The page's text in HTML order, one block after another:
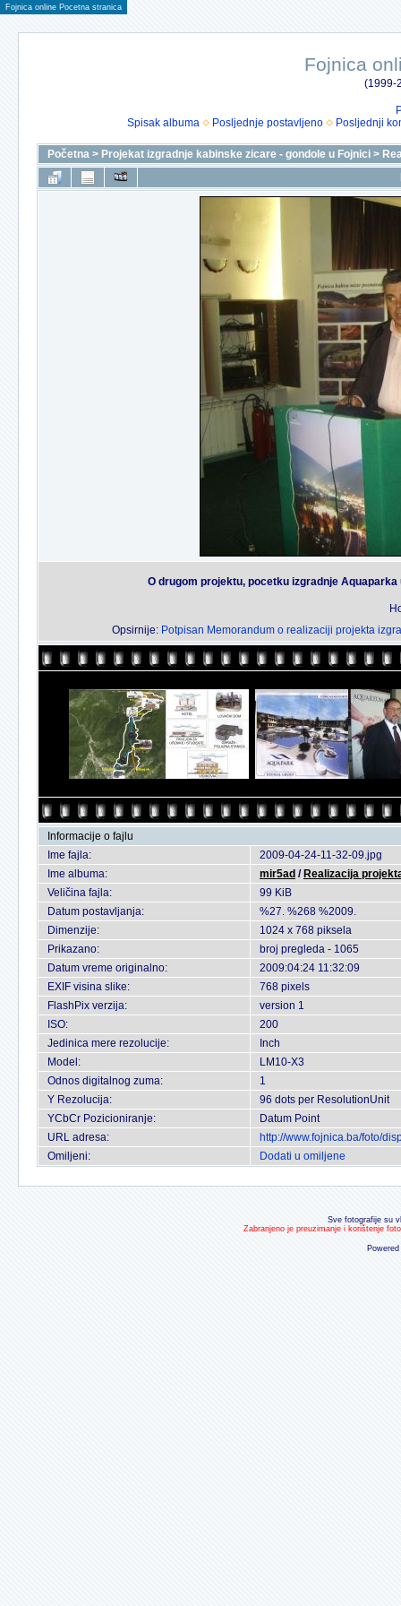
Fojnica online Pocetna stranica
Fojnica
(1999-
Spisak albuma
Posljednje postavljeno Posljednji
Početna > Projekat izgradnje kabinske zicare - gondole u Fojnici >
O drugom projektu, pocetku izgradnje
Opsirnije: Potpisan Memorandum o realizaciji projekta
Informacije o fajlu
Ime fajla:
2009-04-24-11-32-09.jpg
Ime albuma:
mir5ad / Realizacija
Veličina fajla:
99 KiB
Datum postavljanja:
%27. %268 %2009.
Dimenzije:
1024 x 768 piksela
Prikazano:
broj pregleda - 1065
Datum vreme originalno:
2009:04:24 11:32:09
EXIF visina slike:
768 pixels
FlashPix verzija:
version 1
ISO:
200
Jedinica mere rezolucije:
Inch
Model:
LM10-X3
Odnos digitalnog zuma:
1
Y Rezolucija:
96 dots per ResolutionUnit
YCbCr Pozicioniranje:
Datum Point
URL adresa:
http://www.fojnica.ba/foto/
Omiljeni:
Dodati u omiljene
Sve fotografije su
Zabranjeno je preuzimanje i korištenje